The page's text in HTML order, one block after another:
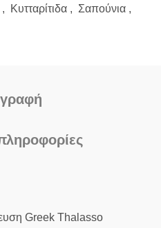
, Κυτταρίτιδα , Σαπούνια ,
Greek Thalasso